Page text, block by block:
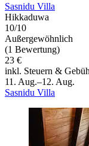
Sasnidu Villa
Hikkaduwa
10/10
Außergewöhnlich
(1 Bewertung)
23 €
inkl. Steuern &
11. Aug.–12. Aug.
Sasnidu Villa